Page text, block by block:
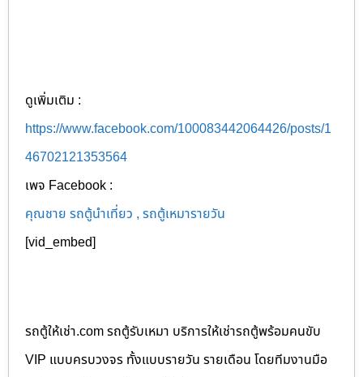
ดูเพิ่มเติม :
https://www.facebook.com/100083442064426/posts/1
46702121353564
เพจ Facebook :
คุณชาย รถตู้นำเที่ยว , รถตู้เหมารายวัน
[vid_embed]
รถตู้ให้เช่า.com รถตู้รับเหมา บริการให้เช่ารถตู้พร้อมคนขับ
VIP แบบครบวงจร ทั้งแบบรายวัน รายเดือน โดยทีมงานมือ